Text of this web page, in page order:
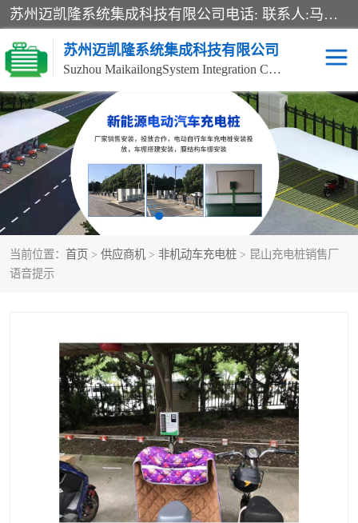
苏州迈凯隆系统集成科技有限公司电话: 联系人:马杰森 销售安装视频监控、报警系统、电话交换机、门禁考勤、巡更系统、呼叫对讲系统、停车场道闸、智能家居、广播系统、综合布线、办公设备、电子商务软件、网络工程、酒店门锁系列 系统集成、VOD视频点播、LED显示屏、节能产品、USP电源、收银机等弱电及智能化项目。
苏州迈凯隆系统集成科技有限公司
Suzhou MaikailongSystem Integration Co., Ltd.
当前位置： 首页 > 供应商机 > 非机动车充电桩 > 昆山充电桩销售厂
语音提示
非机动车充电桩 电瓶车充电桩
电动自行车充电桩 两轮电动车充电桩
充电桩